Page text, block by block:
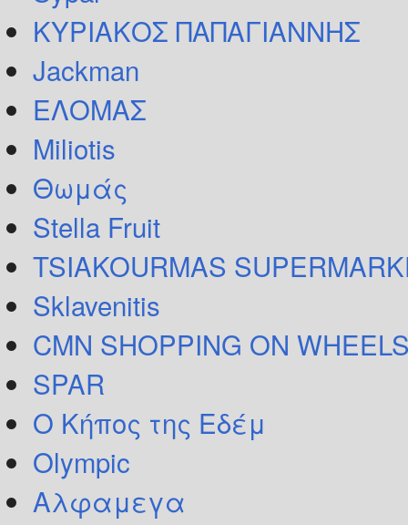
ΚΥΡΙΑΚΟΣ ΠΑΠΑΓΙΑΝΝΗΣ
Jackman
ΕΛΟΜΑΣ
Miliotis
Θωμάς
Stella Fruit
TSIAKOURMAS
Sklavenitis
CMN SHOPPING ON
SPAR
Ο Κήπος της Εδέμ
Olympic
Αλφαμεγα